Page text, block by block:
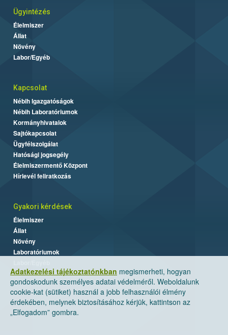
Adatkezelési tájékoztatónkban megismerheti, hogyan
gondoskodunk személyes adatai védelméről. Weboldalunk
cookie-kat (sütiket) használ a jobb felhasználói élmény
érdekében, melynek biztosításához kérjük, kattintson az
„Elfogadom” gombra.
Ügyintézés
Élelmiszer
Állat
Növény
Labor/Egyéb
Kapcsolat
Nébih Igazgatóságok
Nébih Laboratóriumok
Kormányhivatalok
Sajtókapcsolat
Ügyfélszolgálat
Hatósági jogsegély
Élelmiszermentő Központ
Hírlevél feliratkozás
Gyakori kérdések
Élelmiszer
Állat
Növény
Laboratóriumok